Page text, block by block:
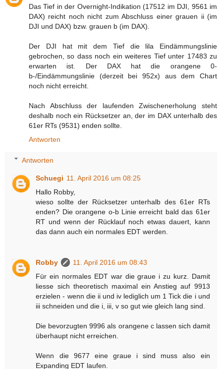
Das Tief in der Overnight-Indikation (17512 im DJI, 9561 im
DAX) reicht noch nicht zum Abschluss einer grauen ii (im
DJI und DAX) bzw. grauen b (im DAX).
Der DJI hat mit dem Tief die lila Eindämmungslinie
gebrochen, so dass noch ein weiteres Tief unter 17483 zu
erwarten ist. Der DAX hat die orangene 0-
b-/Eindämmungslinie (derzeit bei 952x) aus dem Chart
noch nicht erreicht.
Nach Abschluss der laufenden Zwischenerholung steht
deshalb noch ein Rücksetzer an, der im DAX unterhalb des
61er RTs (9531) enden sollte.
Antworten
Antworten
Schuegi 11. April 2016 um 08:25
Hallo Robby,
wieso sollte der Rücksetzer unterhalb des 61er RTs
enden? Die orangene o-b Linie erreicht bald das 61er
RT und wenn der Rücklauf noch etwas dauert, kann
das dann auch ein normales EDT werden.
Robby
11. April 2016 um 08:43
Für ein normales EDT war die graue i zu kurz. Damit
liesse sich theoretisch maximal ein Anstieg auf 9913
erzielen - wenn die ii und iv lediglich um 1 Tick die i und
iii schneiden und die i, iii, v so gut wie gleich lang sind.
Die bevorzugten 9996 als orangene c lassen sich damit
überhaupt nicht erreichen.
Wenn die 9677 eine graue i sind muss also ein
Expanding EDT laufen.